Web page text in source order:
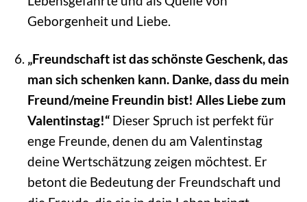
Geborgenheit und Liebe.
„Freundschaft ist das schönste Geschenk, das
man sich schenken kann. Danke, dass du mein
Freund/meine Freundin bist! Alles Liebe zum
Valentinstag!“Dieser Spruch ist perfekt für
enge Freunde, denen du am Valentinstag
deine Wertschätzung zeigen möchtest. Er
betont die Bedeutung der Freundschaft und